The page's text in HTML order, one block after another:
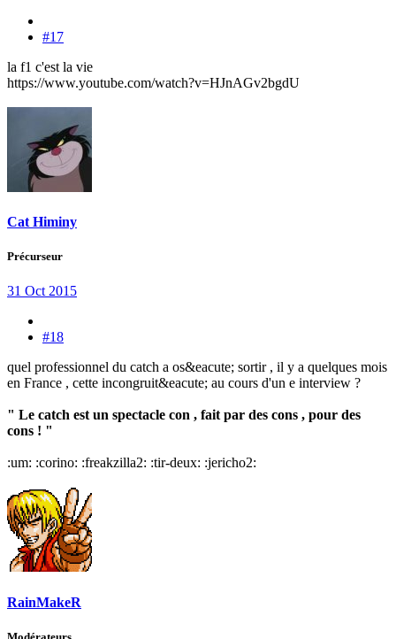
#17
la f1 c'est la vie
https://www.youtube.com/watch?v=HJnAGv2bgdU
Cat Himiny
Précurseur
31 Oct 2015
#18
quel professionnel du catch a os&eacute; sortir , il y a quelques mois
en France , cette incongruit&eacute; au cours d'un e interview ?
" Le catch est un spectacle con , fait par des cons , pour des
cons ! "
:um: :corino: :freakzilla2: :tir-deux: :jericho2:
RainMakeR